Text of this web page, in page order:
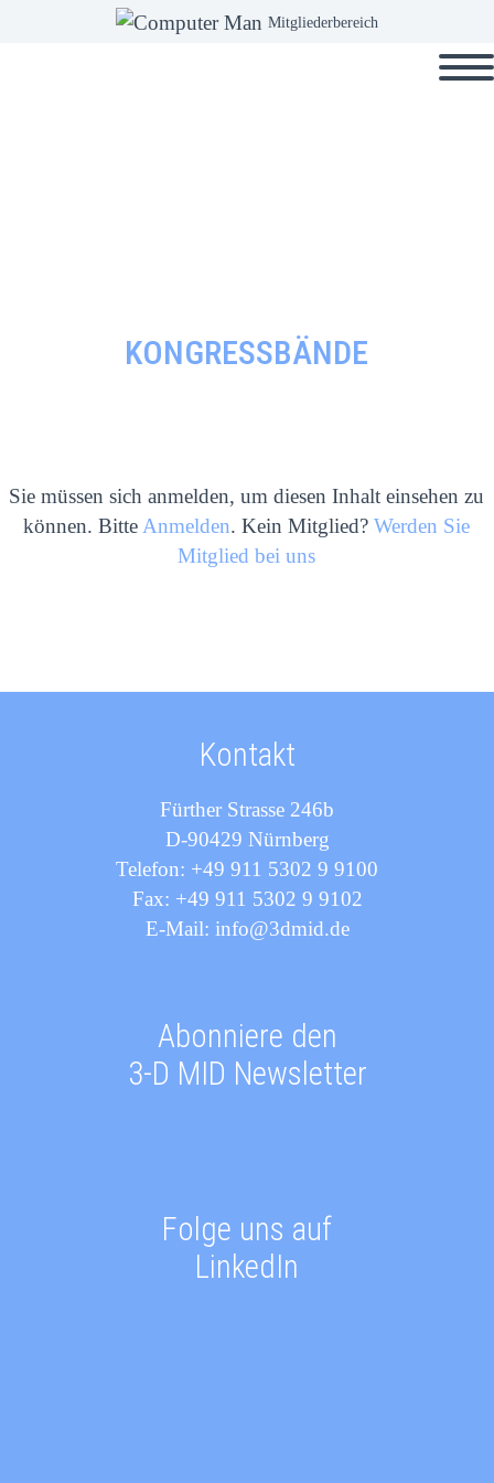
Mitgliederbereich
KONGRESSBÄNDE
Sie müssen sich anmelden, um diesen Inhalt einsehen zu
können. Bitte Anmelden. Kein Mitglied?Werden Sie
Mitglied bei uns
Kontakt
Fürther Strasse 246b
D-90429 Nürnberg
Telefon: +49 911 5302 9 9100
Fax: +49 911 5302 9 9102
E-Mail: info@3dmid.de
Abonniere den
3-D MID Newsletter
Folge uns auf
LinkedIn